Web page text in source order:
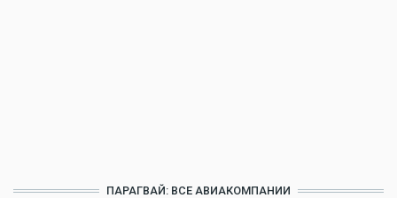
ПАРАГВАЙ: ВСЕ АВИАКОМПАНИИ